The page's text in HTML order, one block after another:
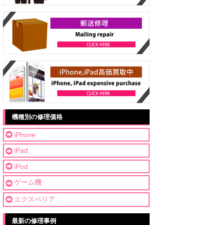
機種別の修理価格
iPhone
iPad
iPod
ゲーム機
エクスペリア
最新の修理事例